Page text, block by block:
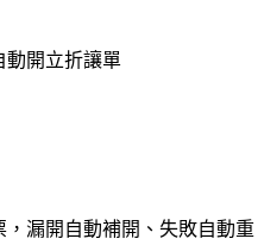
動開立折讓單
漏開自動補開、失敗自動重